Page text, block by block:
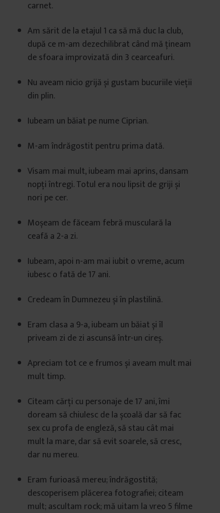
carnet.
Am sărit de la etajul 1 ca să mă duc la club,
după ce m-am dezechilibrat când mă țineam
de sfoara improvizată din 3 cearceafuri.
Nu aveam nicio grijă și gustam bucuriile vieții
din plin.
Iubeam un băiat pe nume Ciprian.
M-am îndrăgostit pentru prima dată.
Visam mai mult, iubeam mai aprins, dansam
nopți întregi. Totul era nou lipsit de griji și
nori pe cer.
Moșeam de făceam febră musculară la
ceafă a 2-a zi.
Iubeam, apoi n-am mai iubit o vreme, acum
iubesc o fată de 17 ani.
Credeam în Dumnezeu și în plastilină.
Eram clasa a 9-a, iubeam un băiat și îl
priveam zi de zi ascunsă într-un cireș.
Apreciam tot ce e frumos și aveam mult mai
mult timp.
Citeam cărți cu personaje de 17 ani, îmi
doream să chiulesc de la școală dar să fac
sex cu profa de engleză, să stau cât mai
mult la mare, dar să evit soarele, să cresc,
dar nu mereu.
Eram furioasă mereu; îndrăgostită;
descoperisem plăcerea fotografiei; citeam
mult; ascultam rock; mă uitam la vreo 5 filme